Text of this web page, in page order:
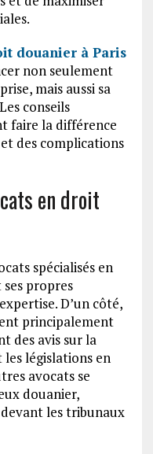
douanier à Paris
non seulement
mais aussi sa
conseils
faire la différence
des complications
en droit
spécialisés en
propres
D’un côté,
principalement
des avis sur la
législations en
avocats se
douanier,
les tribunaux